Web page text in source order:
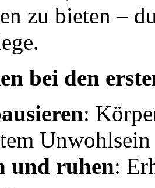
zu bieten –
bei den
:
Unwohlsein
und ruhen: